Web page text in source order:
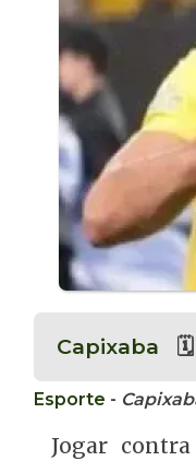
Capixaba
Esporte -
Jogar